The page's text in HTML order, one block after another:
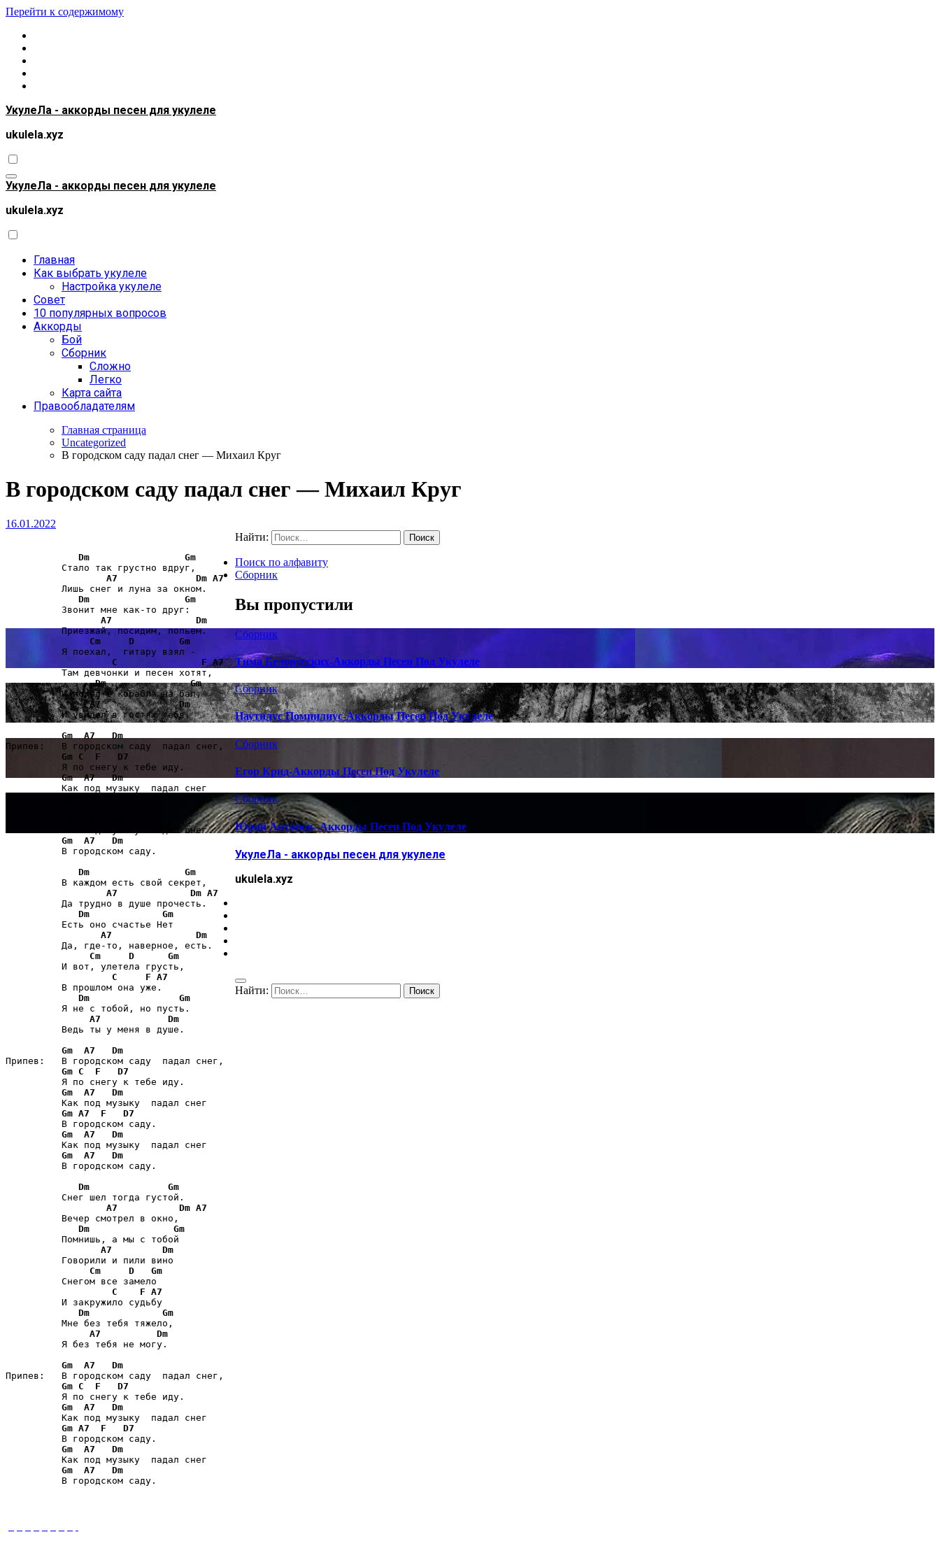
Перейти к содержимому
УкулеЛа - аккорды песен для укулеле
ukulela.xyz
УкулеЛа - аккорды песен для укулеле
ukulela.xyz
Главная
Как выбрать укулеле
Настройка укулеле
Совет
10 популярных вопросов
Аккорды
Бой
Сборник
Сложно
Легко
Карта сайта
Правообладателям
Главная страница
Uncategorized
В городском саду падал снег — Михаил Круг
В городском саду падал снег — Михаил Круг
16.01.2022
Dm
Gm
          Стало так грустно вдруг,
A7
Dm A7
          Лишь снег и луна за окном.
Dm
Gm
          Звонит мне как-то друг:
A7
Dm
          Приезжай, посидим, попьем.
Cm
D
Gm
          Я поехал,  гитару взял -
C
F A7
          Там девчонки и песен хотят,
Dm
Gm
          И попал с корабля на бал,
A7
Dm
          И увидел в гостях тебя.
Gm
A7
Dm
Припев:   В городском саду  падал снег,
Gm
C F
D7
          Я по снегу к тебе иду.
Gm
A7
Dm
          Как под музыку  падал снег
          Как под музыку  падал снег
Gm
A7
Dm
          В городском саду.
Dm
Gm
          В каждом есть свой секрет,
A7
Dm A7
          Да трудно в душе прочесть.
Dm
Gm
          Есть оно счастье Нет
A7
Dm
          Да, где-то, наверное, есть.
Cm
D
Gm
          И вот, улетела грусть,
C
F A7
          В прошлом она уже.
Dm
Gm
          Я не с тобой, но пусть.
A7
Dm
          Ведь ты у меня в душе.
Gm
A7
Dm
Припев:   В городском саду  падал снег,
Gm C F
D7
          Я по снегу к тебе иду.
Gm
A7
Dm
          Как под музыку  падал снег
Gm A7 F
D7
          В городском саду.
Gm
A7
Dm
          Как под музыку  падал снег
Gm
A7
Dm
          В городском саду.
Dm
Gm
          Снег шел тогда густой.
A7
Dm A7
          Вечер смотрел в окно,
Dm
Gm
          Помнишь, а мы с тобой
A7
Dm
          Говорили и пили вино
Cm
D
Gm
          Снегом все замело
C
F A7
          И закружило судьбу
Dm
Gm
          Мне без тебя тяжело,
A7
Dm
          Я без тебя не могу.
Gm
A7
Dm
Припев:   В городском саду  падал снег,
Gm C F
D7
          Я по снегу к тебе иду.
Gm
A7
Dm
          Как под музыку  падал снег
Gm A7 F
D7
          В городском саду.
Gm
A7
Dm
          Как под музыку  падал снег
Gm
A7
Dm
          В городском саду.
Найти:
Поиск по алфавиту
Сборник
Вы пропустили
Сборник
Тима Белорусских-Аккорды Песен Под Укулеле
Сборник
Наутилус Помпилиус-Аккорды Песен Под Укулеле
Сборник
Егор Крид-Аккорды Песен Под Укулеле
Сборник
Юрий Антонов- Аккорды Песен Под Укулеле
УкулеЛа - аккорды песен для укулеле
ukulela.xyz
Найти: